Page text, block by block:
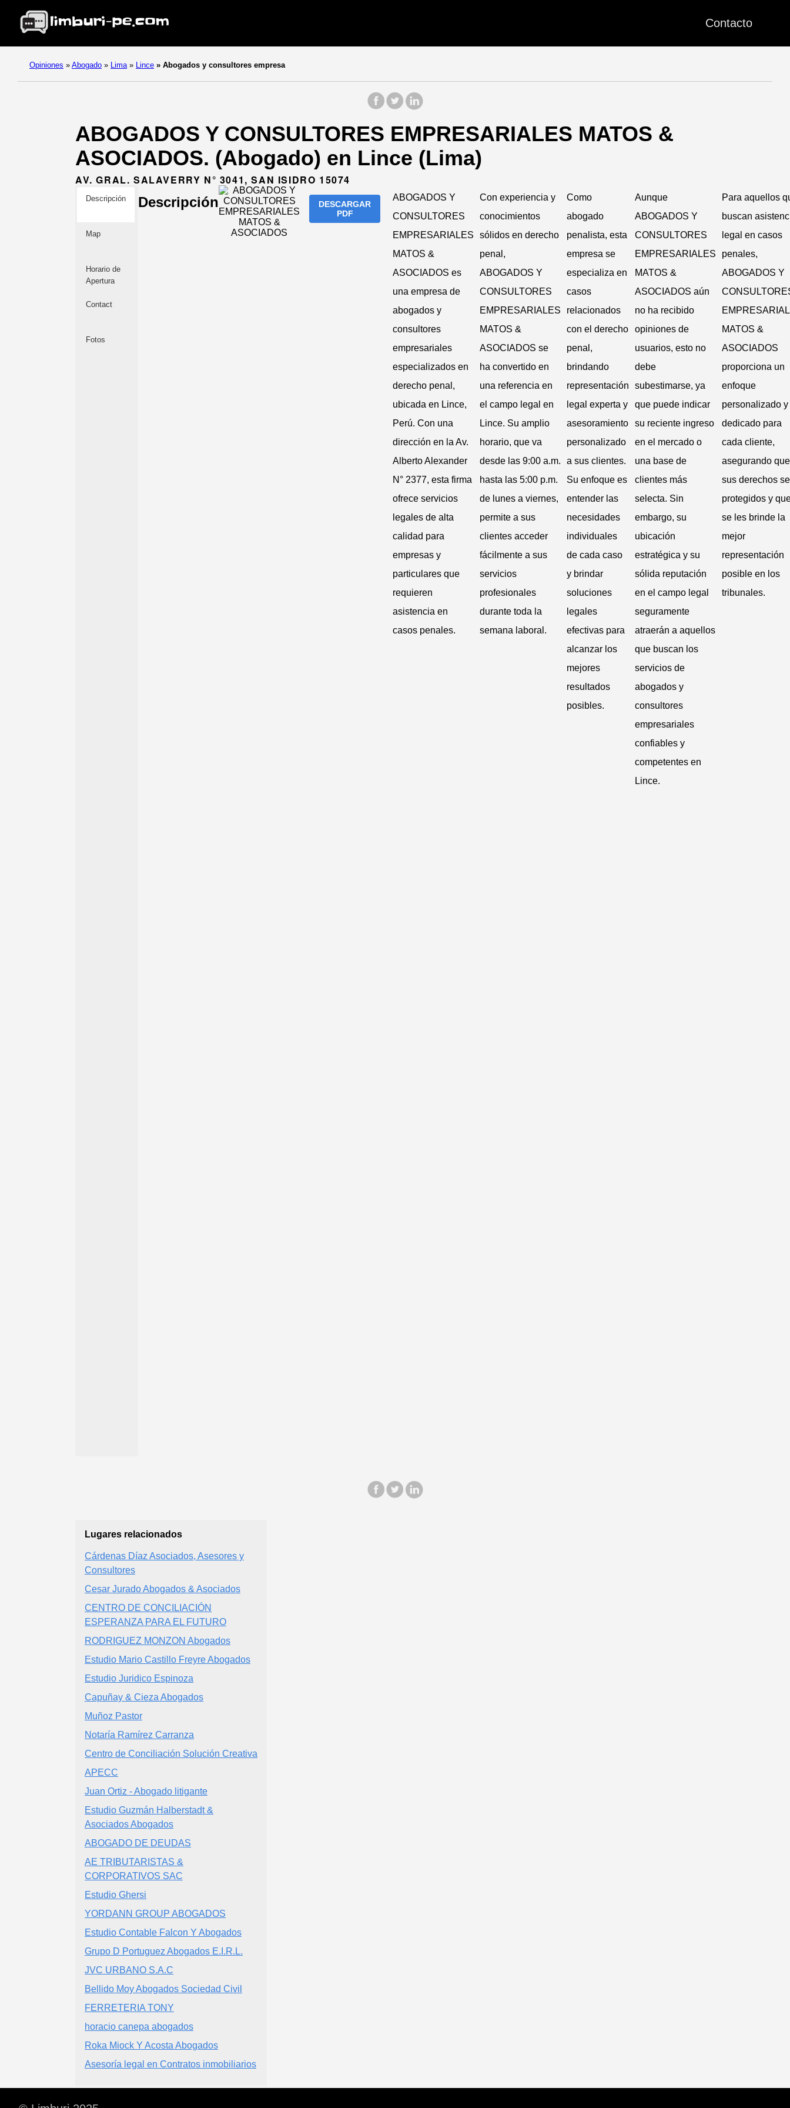
Contacto
Opiniones » Abogado » Lima » Lince » Abogados y consultores empresa
ABOGADOS Y CONSULTORES EMPRESARIALES MATOS &
ASOCIADOS. (Abogado) en Lince (Lima)
AV. GRAL. SALAVERRY N° 3041, SAN ISIDRO 15074
Descripción
Map
Horario de
Apertura
Contact
Fotos
Descripción
DESCARGAR
PDF
ABOGADOS Y
CONSULTORES
EMPRESARIALES
MATOS &
ASOCIADOS es
una empresa de
abogados y
consultores
empresariales
especializados en
derecho penal,
ubicada en Lince,
Perú. Con una
dirección en la Av.
Alberto Alexander
N° 2377, esta firma
ofrece servicios
legales de alta
calidad para
empresas y
particulares que
requieren
asistencia en
casos penales.
Con experiencia y
conocimientos
sólidos en derecho
penal,
ABOGADOS Y
CONSULTORES
EMPRESARIALES
MATOS &
ASOCIADOS se
ha convertido en
una referencia en
el campo legal en
Lince. Su amplio
horario, que va
desde las 9:00 a.m.
hasta las 5:00 p.m.
de lunes a viernes,
permite a sus
clientes acceder
fácilmente a sus
servicios
profesionales
durante toda la
semana laboral.
Como
abogado
penalista, esta
empresa se
especializa en
casos
relacionados
con el derecho
penal,
brindando
representación
legal experta y
asesoramiento
personalizado
a sus clientes.
Su enfoque es
entender las
necesidades
individuales
de cada caso
y brindar
soluciones
legales
efectivas para
alcanzar los
mejores
resultados
posibles.
Aunque
ABOGADOS Y
CONSULTORES
EMPRESARIALES
MATOS &
ASOCIADOS aún
no ha recibido
opiniones de
usuarios, esto no
debe
subestimarse, ya
que puede indicar
su reciente ingreso
en el mercado o
una base de
clientes más
selecta. Sin
embargo, su
ubicación
estratégica y su
sólida reputación
en el campo legal
seguramente
atraerán a aquellos
que buscan los
servicios de
abogados y
consultores
empresariales
confiables y
competentes en
Lince.
Para aquellos
buscan
legal en casos
penales,
ABOGADOS Y
MATOS &
ASOCIADOS
proporciona un
enfoque
personalizado y
dedicado para
cada cliente,
asegurando que
sus derechos
protegidos y
se les brinde la
mejor
representación
posible en los
tribunales.
Lugares relacionados
Cárdenas Díaz Asociados, Asesores y
Consultores
Cesar Jurado Abogados & Asociados
CENTRO DE CONCILIACIÓN
ESPERANZA PARA EL FUTURO
RODRIGUEZ MONZON Abogados
Estudio Mario Castillo Freyre Abogados
Estudio Juridico Espinoza
Capuñay & Cieza Abogados
Muñoz Pastor
Notaría Ramírez Carranza
Centro de Conciliación Solución Creativa
APECC
Juan Ortiz - Abogado litigante
Estudio Guzmán Halberstadt &
Asociados Abogados
ABOGADO DE DEUDAS
AE TRIBUTARISTAS &
CORPORATIVOS SAC
Estudio Ghersi
YORDANN GROUP ABOGADOS
Estudio Contable Falcon Y Abogados
Grupo D Portuguez Abogados E.I.R.L.
JVC URBANO S.A.C
Bellido Moy Abogados Sociedad Civil
FERRETERIA TONY
horacio canepa abogados
Roka Miock Y Acosta Abogados
Asesoría legal en Contratos inmobiliarios